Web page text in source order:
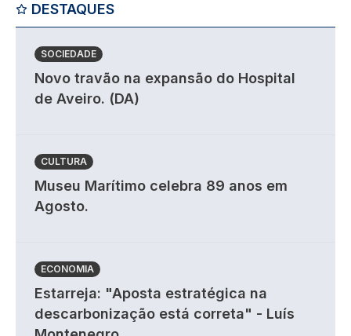
DESTAQUES
SOCIEDADE
Novo travão na expansão do Hospital
de Aveiro. (DA)
CULTURA
Museu Marítimo celebra 89 anos em
Agosto.
ECONOMIA
Estarreja: "Aposta estratégica na
descarbonização está correta" - Luís